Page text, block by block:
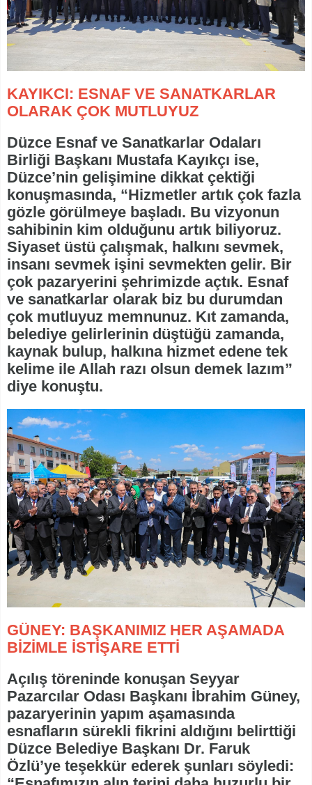
KAYIKCI: ESNAF VE SANATKARLAR
OLARAK ÇOK MUTLUYUZ
Düzce Esnaf ve Sanatkarlar Odaları
Birliği Başkanı Mustafa Kayıkçı ise,
Düzce’nin gelişimine dikkat çektiği
konuşmasında, “Hizmetler artık çok fazla
gözle görülmeye başladı. Bu vizyonun
sahibinin kim olduğunu artık biliyoruz.
Siyaset üstü çalışmak, halkını sevmek,
insanı sevmek işini sevmekten gelir. Bir
çok pazaryerini şehrimizde açtık. Esnaf
ve sanatkarlar olarak biz bu durumdan
çok mutluyuz memnunuz. Kıt zamanda,
belediye gelirlerinin düştüğü zamanda,
kaynak bulup, halkına hizmet edene tek
kelime ile Allah razı olsun demek lazım”
diye konuştu.
GÜNEY: BAŞKANIMIZ HER AŞAMADA
BİZİMLE İSTİŞARE ETTİ
Açılış töreninde konuşan Seyyar
Pazarcılar Odası Başkanı İbrahim Güney,
pazaryerinin yapım aşamasında
esnafların sürekli fikrini aldığını belirttiği
Düzce Belediye Başkanı Dr. Faruk
Özlü’ye teşekkür ederek şunları söyledi: